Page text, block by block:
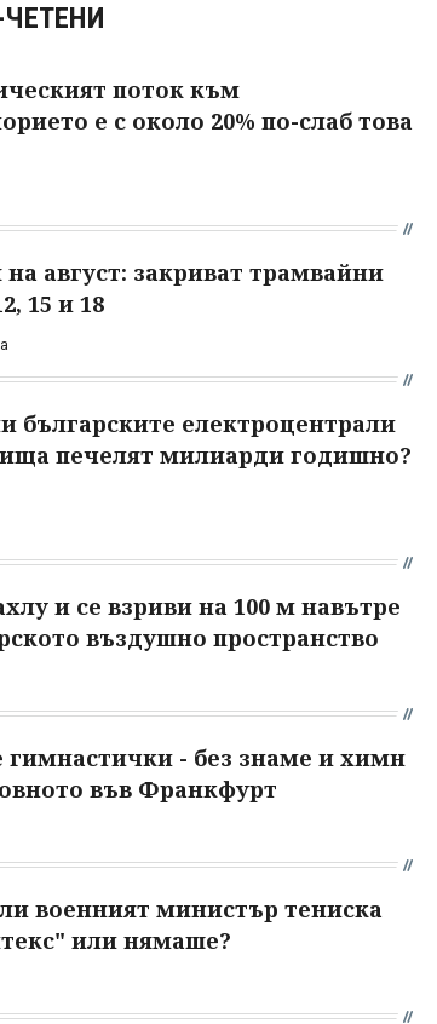
поток към
е с около 20% по-слаб това
август: закриват трамвайни
15 и 18
българските електроцентрали
печелят милиарди годишно?
и се взриви на 100 м навътре
въздушно пространство
гимнастички - без знаме и химн
във Франкфурт
военният министър тениска
или нямаше?